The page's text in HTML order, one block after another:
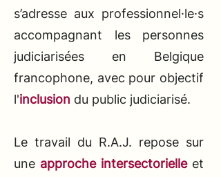
s’adresse aux professionnel·le·s
accompagnant les personnes
judiciarisées en Belgique
francophone, avec pour objectif
l'inclusion du public judiciarisé.
Le travail du R.A.J. repose sur
une approche intersectorielleet